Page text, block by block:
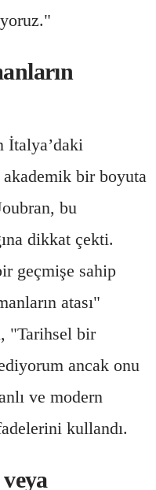
İtalya’daki
akademik bir boyuta
bu
dikkat çekti.
geçmişe sahip
atası"
"Tarihsel bir
ancak onu
ve modern
kullandı.